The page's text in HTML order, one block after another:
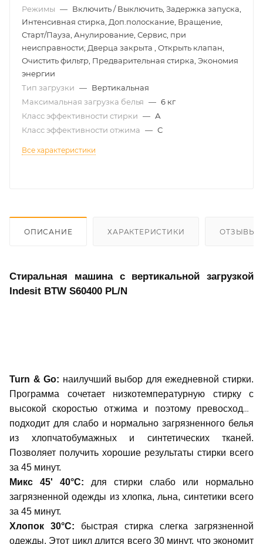
Режимы — Включить / Выключить, Задержка запуска,
Интенсивная стирка, Доп.полоскание, Вращение,
Старт/Пауза, Анулирование, Сервис, при
неисправности; Дверца закрыта , Открыть клапан,
Очистить фильтр, Предварительная стирка, Экономия
энергии
Тип загрузки — Вертикальная
Максимальная загрузка белья — 6 кг
Класс эффективности стирки — А
Класс эффективности отжима — С
Все характеристики
ОПИСАНИЕ ХАРАКТЕРИСТИКИ ОТЗЫВЫ
Стиральная машина с вертикальной загрузкой
Indesit BTW S60400 PL/N
Turn & Go: наилучший выбор для ежедневной стирки.
Программа сочетает низкотемпературную стирку с
высокой скоростью отжима и поэтому превосходно
подходит для слабо и нормально загрязненного белья
из хлопчатобумажных и синтетических тканей.
Позволяет получить хорошие результаты стирки всего
за 45 минут.
Микс 45' 40°C: для стирки слабо или нормально
загрязненной одежды из хлопка, льна, синтетики всего
за 45 минут.
Хлопок 30°С:
быстрая стирка слегка загрязненной
одежды. Этот цикл длится всего 30 минут, что экономит